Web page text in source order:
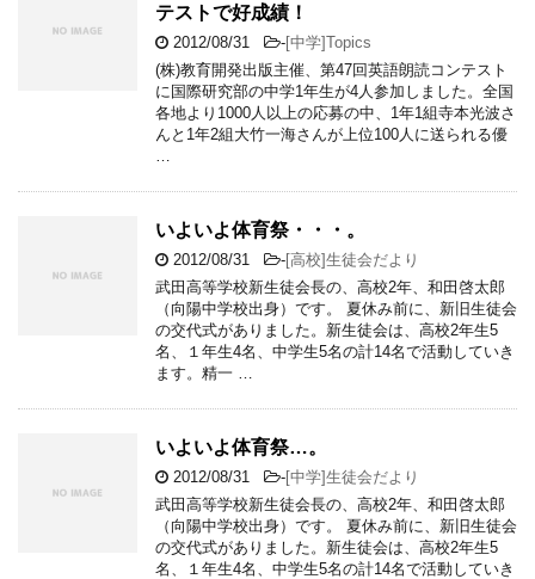
テストで好成績！
2012/08/31 -[中学]Topics
(株)教育開発出版主催、第47回英語朗読コンテスト
に国際研究部の中学1年生が4人参加しました。全国
各地より1000人以上の応募の中、1年1組寺本光波さ
んと1年2組大竹一海さんが上位100人に送られる優
いよいよ体育祭・・・。
2012/08/31 -[高校]生徒会だより
武田高等学校新生徒会長の、高校2年、和田啓太郎
（向陽中学校出身）です。 夏休み前に、新旧生徒会
の交代式がありました。新生徒会は、高校2年生5
名、１年生4名、中学生5名の計14名で活動していき
ます。精一 …
いよいよ体育祭…。
2012/08/31 -[中学]生徒会だより
武田高等学校新生徒会長の、高校2年、和田啓太郎
（向陽中学校出身）です。 夏休み前に、新旧生徒会
の交代式がありました。新生徒会は、高校2年生5
名、１年生4名、中学生5名の計14名で活動していき